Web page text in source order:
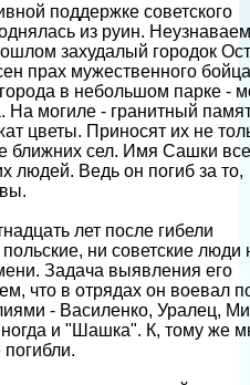
поддержке советского
из руин.
захудалый городок
прах мужественного бойца
в небольшом парке -
На могиле - гранитный
цветы. Приносят их не
ближних сел. Имя Сашки
людей. Ведь он погиб за то,
лет после гибели
ни советские люди
Задача выявления его
что в отрядах он воевал
- Василенко, Уралец,
и "Шашка". К, тому же